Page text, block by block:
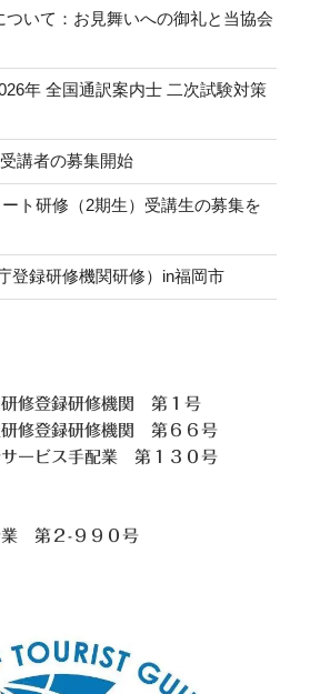
ついて：お見舞いへの御礼と当協会
年 全国通訳案内士 二次試験対策
講者の募集開始
ト研修（2期生）受講生の募集を
登録研修機関研修）in福岡市
修登録研修機関 第１号
修登録研修機関 第６６号
ービス手配業 第１３０号
業 第２-９９０号